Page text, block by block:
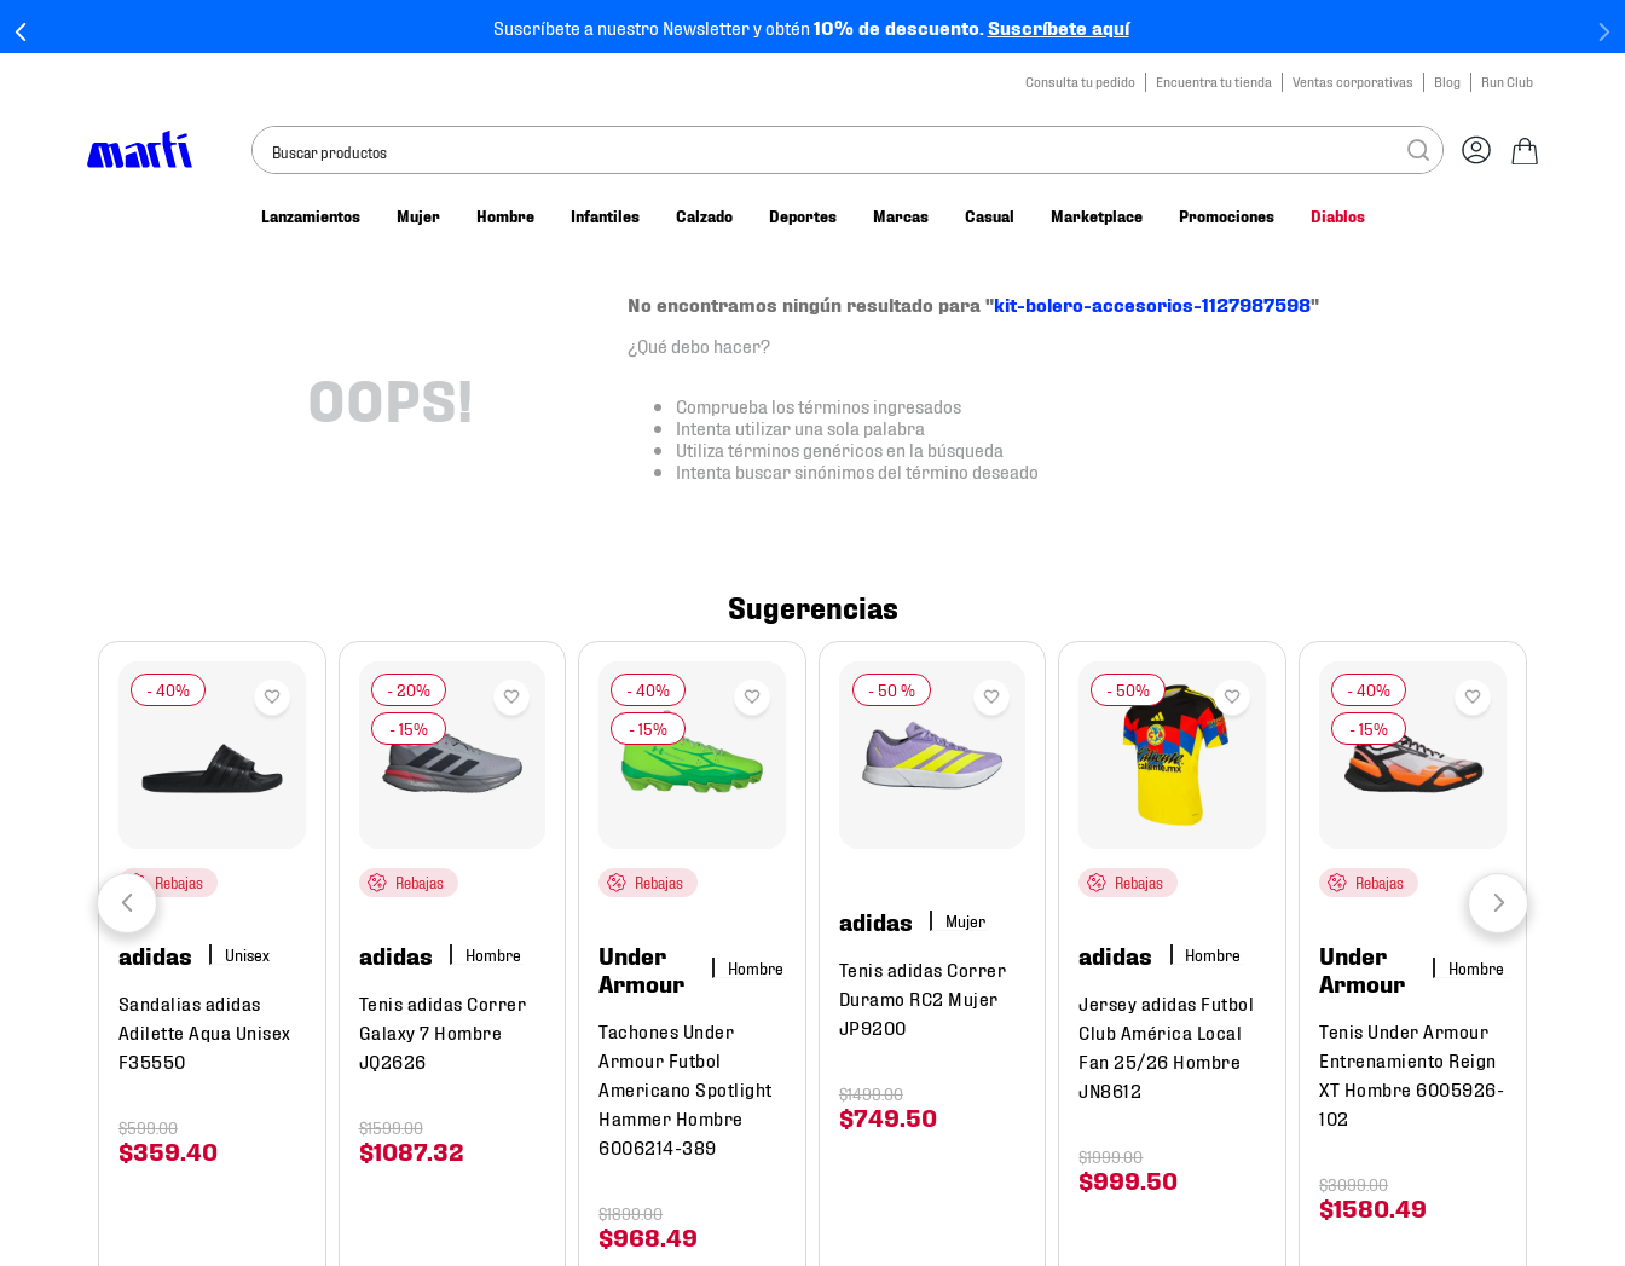
Suscríbete a nuestro Newsletter y obtén10% de descuento.Suscríbete aquí
Consulta tu pedido Encuentra tu tienda Ventas corporativas Blog Run Club
Buscar productos
Lanzamientos Mujer Hombre Infantiles Calzado Deportes Marcas Casual Marketplace Promociones Diablos
OOPS!
No encontramos ningún resultado para "kit-bolero-accesorios-1127987598"
¿Qué debo hacer?
Comprueba los términos ingresados
Intenta utilizar una sola palabra
Utiliza términos genéricos en la búsqueda
Intenta buscar sinónimos del término deseado
Sugerencias
Rebajas
adidas
Sandalias adidas
Adilette Aqua Unisex
F35550
$359 40
$599.00
Rebajas
adidas Hombre
Tenis adidas Correr
Galaxy 7 Hombre
JQ2626
$1087. 32
$1599.00
Rebajas
Under
Armour
Hombre
Tachones Under
Armour Futbol
Americano Spotlight
Hammer Hombre
6006214-389
$968 .49
$1899.00
- 50 %
adidas Mujer
Tenis adidas Correr
Duramo RC2 Mujer
JP9200
$749 50
$1499.00
Rebajas
adidas Hombre
Jersey adidas Futbol
Club América Local
Fan 25/26 Hombre
JN8612
$999 50
$1999.00
Rebajas
Under
Armour
Hombre
Tenis Under Armour
Entrenamiento Reign
XT Hombre 6005926-
102
$1580 .49
$3099.00
tenis nike